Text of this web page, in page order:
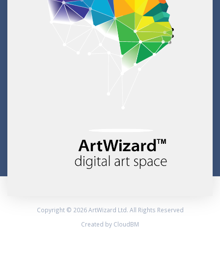
Copyright © 2026 ArtWizard Ltd. All Rights Reserved
Created by CloudBM